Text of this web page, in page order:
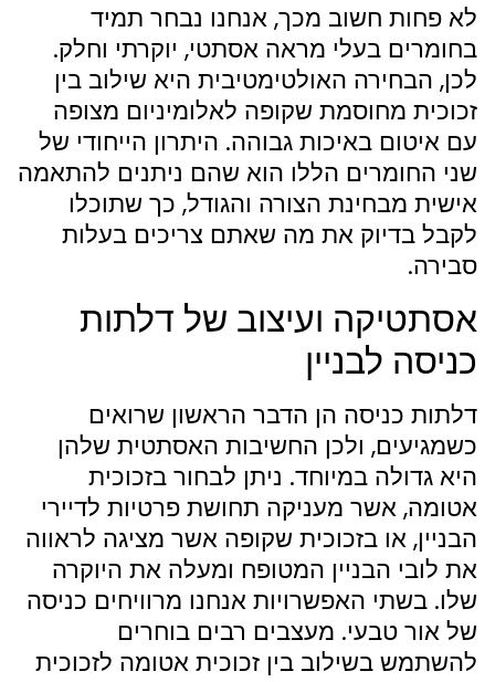
לא פחות חשוב מכך, אנחנו נבחר תמיד
בחומרים בעלי מראה אסתטי, יוקרתי וחלק.
לכן, הבחירה האולטימטיבית היא שילוב בין
זכוכית מחוסמת שקופה לאלומיניום מצופה
עם איטום באיכות גבוהה. היתרון הייחודי של
שני החומרים הללו הוא שהם ניתנים להתאמה
אישית מבחינת הצורה והגודל, כך שתוכלו
לקבל בדיוק את מה שאתם צריכים בעלות
סבירה.
אסתטיקה ועיצוב של דלתות
כניסה לבניין
דלתות כניסה הן הדבר הראשון שרואים
כשמגיעים, ולכן החשיבות האסתטית שלהן
היא גדולה במיוחד. ניתן לבחור בזכוכית
אטומה, אשר מעניקה תחושת פרטיות לדיירי
הבניין, או בזכוכית שקופה אשר מציגה לראווה
את לובי הבניין המטופח ומעלה את היוקרה
שלו. בשתי האפשרויות אנחנו מרוויחים כניסה
של אור טבעי. מעצבים רבים בוחרים
להשתמש בשילוב בין זכוכית אטומה לזכוכית